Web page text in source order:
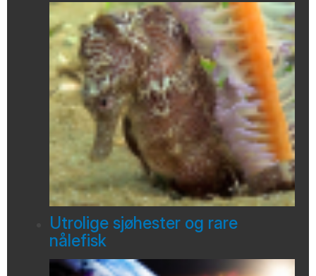
Utrolige sjøhester og rare
nålefisk